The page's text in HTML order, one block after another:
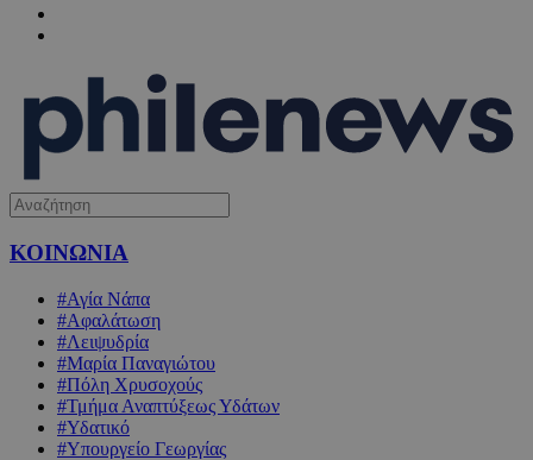
ΚΟΙΝΩΝΙΑ
#Αγία Νάπα
#Αφαλάτωση
#Λειψυδρία
#Μαρία Παναγιώτου
#Πόλη Χρυσοχούς
#Τμήμα Αναπτύξεως Υδάτων
#Υδατικό
#Υπουργείο Γεωργίας